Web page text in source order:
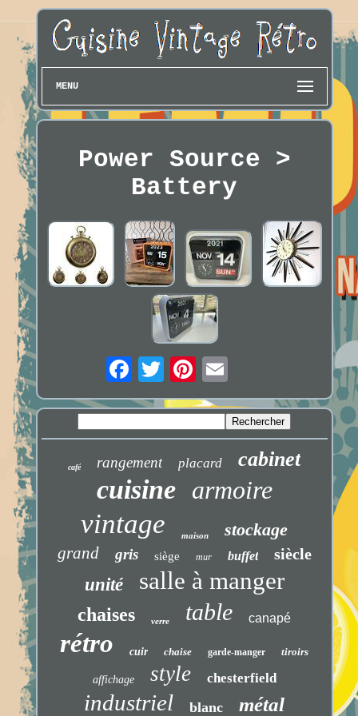
MENU
Power Source >
Battery
café rangement placard cabinet
cuisine armoire
vintage maison stockage
grand gris siège mur buffet siècle
unité salle à manger
chaises verre table canapé
rétro cuir chaise garde-manger tiroirs
affichage style chesterfield
industriel blanc métal